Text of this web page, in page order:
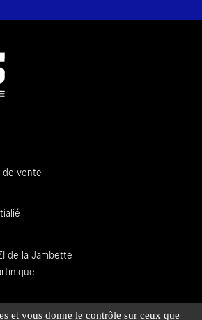
de vente
de la Jambette
et vous donne le contrôle sur ceux que